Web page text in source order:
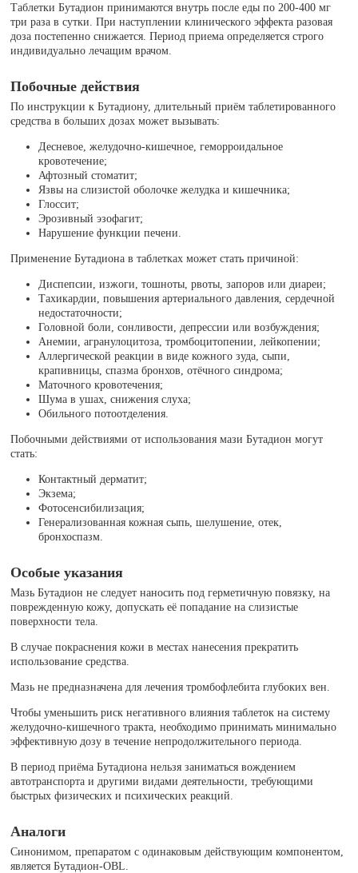
Таблетки Бутадион принимаются внутрь после еды по 200-400 мг
три раза в сутки. При наступлении клинического эффекта разовая
доза постепенно снижается. Период приема определяется строго
индивидуально лечащим врачом.
Побочные действия
По инструкции к Бутадиону, длительный приём таблетированного
средства в больших дозах может вызывать:
Десневое, желудочно-кишечное, геморроидальное
кровотечение;
Афтозный стоматит;
Язвы на слизистой оболочке желудка и кишечника;
Глоссит;
Эрозивный эзофагит;
Нарушение функции печени.
Применение Бутадиона в таблетках может стать причиной:
Диспепсии, изжоги, тошноты, рвоты, запоров или диареи;
Тахикардии, повышения артериального давления, сердечной
недостаточности;
Головной боли, сонливости, депрессии или возбуждения;
Анемии, агранулоцитоза, тромбоцитопении, лейкопении;
Аллергической реакции в виде кожного зуда, сыпи,
крапивницы, спазма бронхов, отёчного синдрома;
Маточного кровотечения;
Шума в ушах, снижения слуха;
Обильного потоотделения.
Побочными действиями от использования мази Бутадион могут
стать:
Контактный дерматит;
Экзема;
Фотосенсибилизация;
Генерализованная кожная сыпь, шелушение, отек,
бронхоспазм.
Особые указания
Мазь Бутадион не следует наносить под герметичную повязку, на
поврежденную кожу, допускать её попадание на слизистые
поверхности тела.
В случае покраснения кожи в местах нанесения прекратить
использование средства.
Мазь не предназначена для лечения тромбофлебита глубоких вен.
Чтобы уменьшить риск негативного влияния таблеток на систему
желудочно-кишечного тракта, необходимо принимать минимально
эффективную дозу в течение непродолжительного периода.
В период приёма Бутадиона нельзя заниматься вождением
автотранспорта и другими видами деятельности, требующими
быстрых физических и психических реакций.
Аналоги
Синонимом, препаратом с одинаковым действующим компонентом,
является Бутадион-OBL.